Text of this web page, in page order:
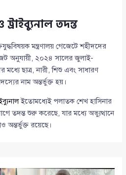
তদন্ত
মন্ত্রণালয় গেজেটে শহীদদের
অনুযায়ী, ২০২৪ সালের জুলাই-
ছাত্র, নারী, শিশু এবং সাধারণ
নাম অন্তর্ভুক্ত হয়।
ইতোমধ্যেই পলাতক শেখ হাসিনার
তদন্ত শুরু করেছে, যার মধ্যে অভ্যুত্থানে
অন্তর্ভুক্ত রয়েছে।